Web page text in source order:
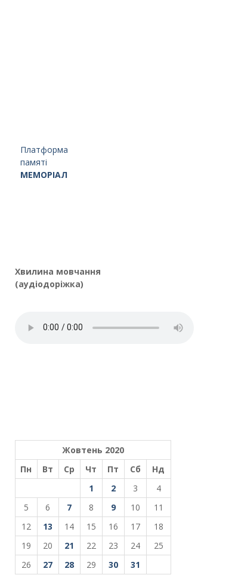
Платформа
памяті
МЕМОРІАЛ
Хвилина мовчання
(аудіодоріжка)
Жовтень 2020
Пн
Вт Ср Чт Пт Сб
Нд
1
2 3
4
5
6 7 8 9 10
11
12
13 14 15 16 17
18
19
20 21 22 23 24
25
26
27 28 29 30 31